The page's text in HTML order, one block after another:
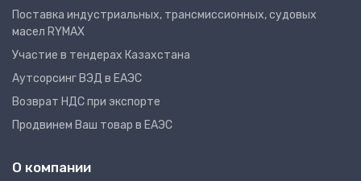
Поставка индустриальных, трансмиссионных, судовых
масел RYMAX
Участие в тендерах Казахстана
Аутсорсинг ВЭД в ЕАЭС
Возврат НДС при экспорте
Продвинем Ваш товар в ЕАЭС
О компании